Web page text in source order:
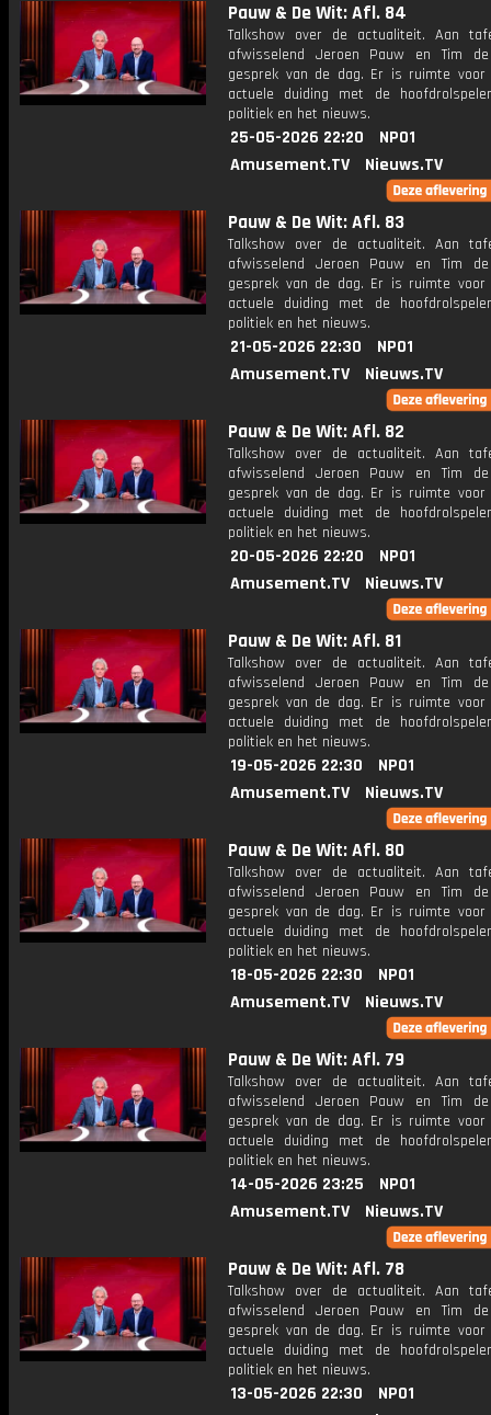
Pauw & De Wit: Afl. 84
Talkshow over de actualiteit. Aan
afwisselend Jeroen Pauw en Tim
gesprek van de dag. Er is ruimte
actuele duiding met de
politiek en het nieuws.
25-05-2026 22:20
NPO1
Amusement.TV
Nieuws.TV
Pauw & De Wit: Afl. 83
Talkshow over de actualiteit. Aan
afwisselend Jeroen Pauw en Tim
gesprek van de dag. Er is ruimte
actuele duiding met de
politiek en het nieuws.
21-05-2026 22:30
NPO1
Amusement.TV
Nieuws.TV
Pauw & De Wit: Afl. 82
Talkshow over de actualiteit. Aan
afwisselend Jeroen Pauw en Tim
gesprek van de dag. Er is ruimte
actuele duiding met de
politiek en het nieuws.
20-05-2026 22:20
NPO1
Amusement.TV
Nieuws.TV
Pauw & De Wit: Afl. 81
Talkshow over de actualiteit. Aan
afwisselend Jeroen Pauw en Tim
gesprek van de dag. Er is ruimte
actuele duiding met de
politiek en het nieuws.
19-05-2026 22:30
NPO1
Amusement.TV
Nieuws.TV
Pauw & De Wit: Afl. 80
Talkshow over de actualiteit. Aan
afwisselend Jeroen Pauw en Tim
gesprek van de dag. Er is ruimte
actuele duiding met de
politiek en het nieuws.
18-05-2026 22:30
NPO1
Amusement.TV
Nieuws.TV
Pauw & De Wit: Afl. 79
Talkshow over de actualiteit. Aan
afwisselend Jeroen Pauw en Tim
gesprek van de dag. Er is ruimte
actuele duiding met de
politiek en het nieuws.
14-05-2026 23:25
NPO1
Amusement.TV
Nieuws.TV
Pauw & De Wit: Afl. 78
Talkshow over de actualiteit. Aan
afwisselend Jeroen Pauw en Tim
gesprek van de dag. Er is ruimte
actuele duiding met de
politiek en het nieuws.
13-05-2026 22:30
NPO1